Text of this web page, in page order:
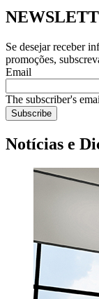
Se desejar receber
promoções,
Email
The subscriber's
Notícias e